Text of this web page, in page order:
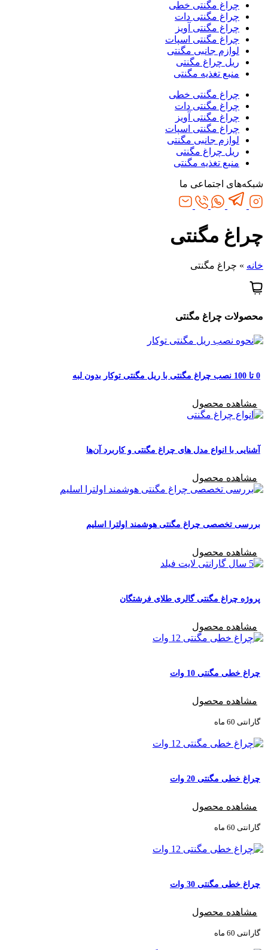
چراغ مگنتی خطی
چراغ مگنتی دات
چراغ مگنتی آویز
چراغ مگنتی اسپات
لوازم جانبی مگنتی
ریل چراغ مگنتی
منبع تغذیه مگنتی
چراغ مگنتی خطی
چراغ مگنتی دات
چراغ مگنتی آویز
چراغ مگنتی اسپات
لوازم جانبی مگنتی
ریل چراغ مگنتی
منبع تغذیه مگنتی
شبکه‌های اجتماعی ما
چراغ مگنتی
خانه » چراغ مگنتی
محصولات ‌چراغ مگنتی
0 تا 100 نصب چراغ مگنتی با ریل مگنتی توکار بدون لبه
مشاهده محصول
آشنایی با انواع مدل های چراغ مگنتی و کاربرد آن‌ها
مشاهده محصول
بررسی تخصصی چراغ مگنتی هوشمند اولترا اسلیم
مشاهده محصول
پروژه چراغ مگنتی گالری طلای فرشتگان
مشاهده محصول
چراغ خطی مگنتی 10 وات
مشاهده محصول
گارانتی ‌60 ماه
چراغ خطی مگنتی 20 وات
مشاهده محصول
گارانتی ‌60 ماه
چراغ خطی مگنتی 30 وات
مشاهده محصول
گارانتی ‌60 ماه